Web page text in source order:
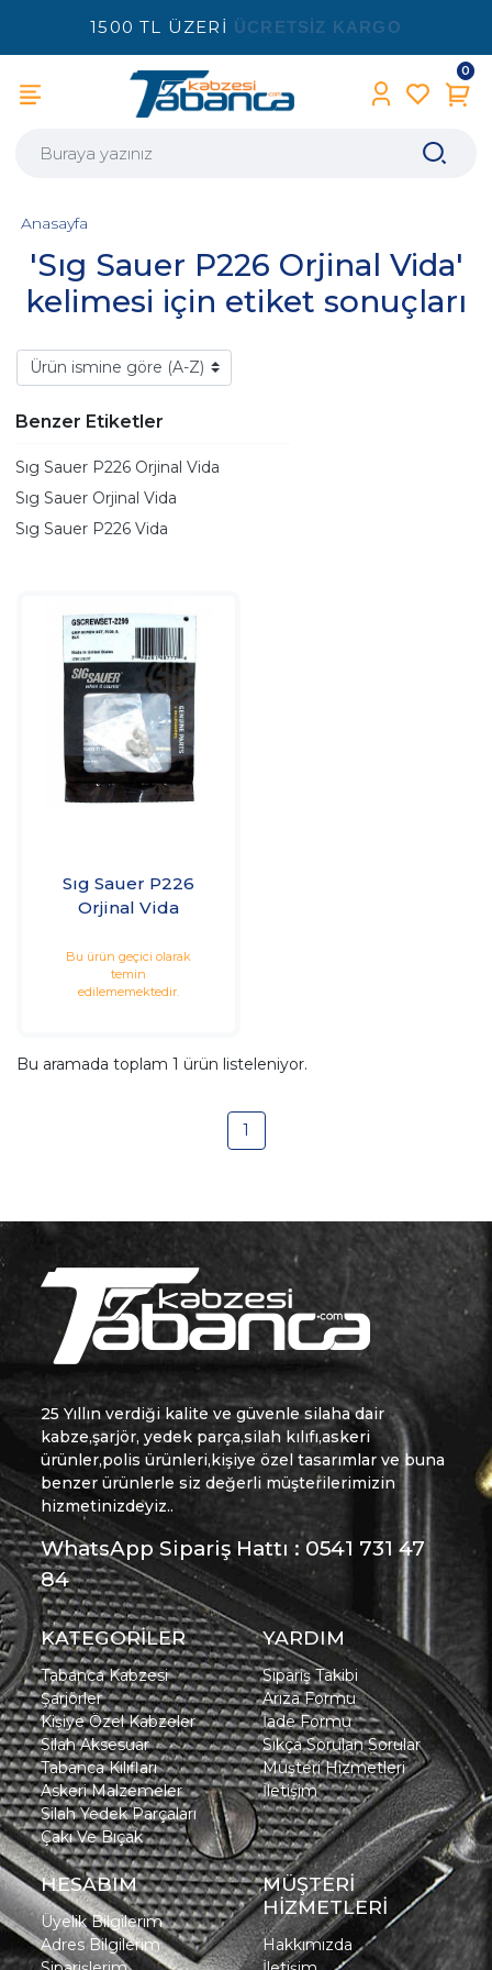
1500 TL ÜZERİ ÜCRETSİZ KARGO
0
'Sıg Sauer P226 Orjinal Vida'
kelimesi için etiket sonuçları
Anasayfa
Benzer Etiketler
Sıg Sauer P226 Orjinal Vida
Sıg Sauer Orjinal Vida
Sıg Sauer P226 Vida
Sıg Sauer P226
Orjinal Vida
Bu ürün geçici olarak
temin
edilememektedir.
Bu aramada toplam 1 ürün listeleniyor.
1
25 Yıllın verdiği kalite ve güvenle silaha dair
kabze,şarjör, yedek parça,silah kılıfı,askeri
ürünler,polis ürünleri,kişiye özel tasarımlar ve buna
benzer ürünlerle siz değerli müşterilerimizin
hizmetinizdeyiz..
WhatsApp Sipariş Hattı : 0541 731 47
84
KATEGORİLER
Tabanca Kabzesi
Şarjörler
Kişiye Özel Kabzeler
Silah Aksesuar
Tabanca Kılıfları
Askeri Malzemeler
Silah Yedek Parçaları
Çakı Ve Bıçak
YARDIM
Sipariş Takibi
Arıza Formu
İade Formu
Sıkça Sorulan Sorular
Müşteri Hizmetleri
İletişim
HESABIM
Üyelik Bilgilerim
Adres Bilgilerim
MÜŞTERİ
HİZMETLERİ
Hakkımızda